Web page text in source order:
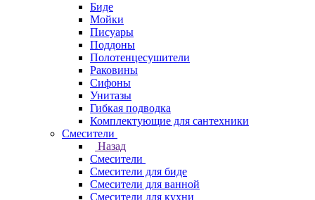
Биде
Мойки
Писуары
Поддоны
Полотенцесушители
Раковины
Сифоны
Унитазы
Гибкая подводка
Комплектующие для сантехники
Смесители
Назад
Смесители
Смесители для биде
Смесители для ванной
Смесители для кухни